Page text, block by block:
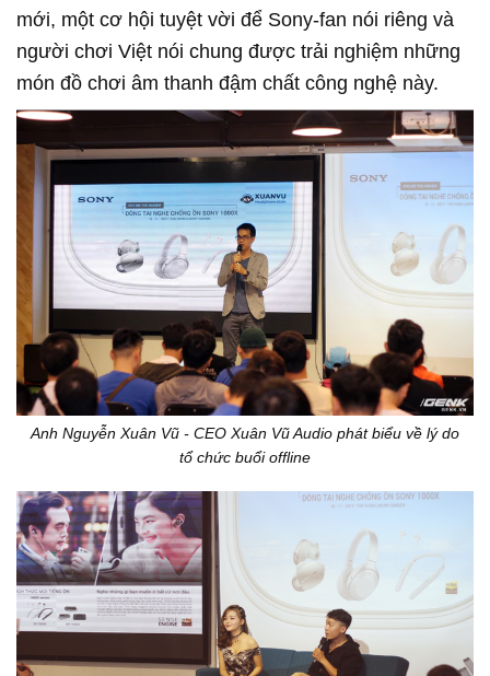
mới, một cơ hội tuyệt vời để Sony-fan nói riêng và
người chơi Việt nói chung được trải nghiệm những
món đồ chơi âm thanh đậm chất công nghệ này.
Anh Nguyễn Xuân Vũ - CEO Xuân Vũ Audio phát biểu về lý do
tổ chức buổi offline